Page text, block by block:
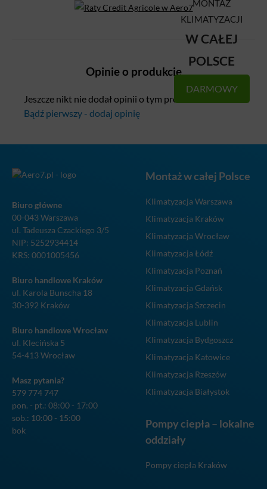
MONTAŻ
KLIMATYZACJI
W CAŁEJ
POLSCE
DARMOWY
Opinie o produkcie
Jeszcze nikt nie dodał opinii o tym produkcie.
Bądź pierwszy - dodaj opinię
Biuro główne
00-043 Warszawa
ul. Tadeusza Czackiego 3/5
NIP: 5252934414
KRS: 0001005456
Biuro handlowe Kraków
ul. Karola Bunscha 18
30-392 Kraków
Biuro handlowe Wrocław
ul. Klecińska 5
54-413 Wrocław
Masz pytania?
579 774 747
pon. - pt.: 08:00 - 17:00
sob.: 10:00 - 15:00
bok
Montaż w całej Polsce
Klimatyzacja Warszawa
Klimatyzacja Kraków
Klimatyzacja Wrocław
Klimatyzacja Łódź
Klimatyzacja Poznań
Klimatyzacja Gdańsk
Klimatyzacja Szczecin
Klimatyzacja Lublin
Klimatyzacja Bydgoszcz
Klimatyzacja Katowice
Klimatyzacja Rzeszów
Klimatyzacja Białystok
Pompy ciepła – lokalne
oddziały
Pompy ciepła Kraków